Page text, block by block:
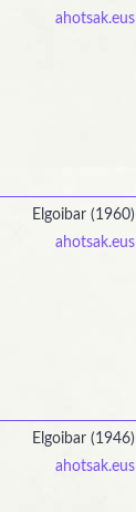
ahotsak.eus
Elgoibar (1960)
ahotsak.eus
Elgoibar (1946)
ahotsak.eus